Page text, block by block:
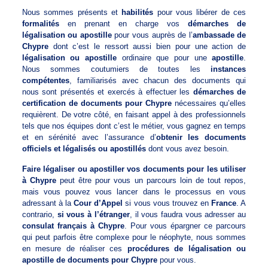
Nous sommes présents et habilités pour vous libérer de ces
formalitésen prenant en charge vosdémarches de
légalisation ou apostillepour vous auprès de l’ambassade de
Chypredont c’est le ressort aussi bien pour une action de
légalisation ou apostille ordinaire que pour uneapostille.
Nous sommes coutumiers de toutes lesinstances
compétentes, familiarisés avec chacun des documents qui
nous sont présentés et exercés à effectuer les démarches de
certification de documents pour Chypre nécessaires qu’elles
requièrent. De votre côté, en faisant appel à des professionnels
tels que nos équipes dont c’est le métier, vous gagnez en temps
et en sérénité avec l’assurance d’obtenir les documents
officiels et légalisés ou apostillésdont vous avez besoin.
Faire légaliser ou apostiller vos documents pour les utiliser
à Chyprepeut être pour vous un parcours loin de tout repos,
mais vous pouvez vous lancer dans le processus en vous
adressant à laCour d’Appel si vous vous trouvez en France. A
contrario, si vous à l’étranger, il vous faudra vous adresser au
consulat français à Chypre. Pour vous épargner ce parcours
qui peut parfois être complexe pour le néophyte, nous sommes
en mesure de réaliser ces procédures de légalisation ou
apostille de documents pour Chyprepour vous.